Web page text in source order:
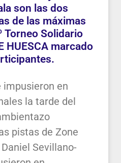
son las dos
de las máximas
Torneo Solidario
HUESCA marcado
impusieron en
la tarde del
pistas de Zone
Sevillano-